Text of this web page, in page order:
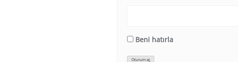
Beni hatırla
Oturum aç